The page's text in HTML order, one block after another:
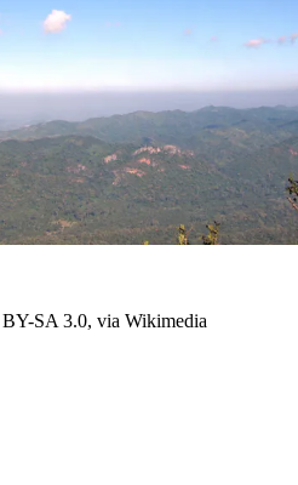
SA 3.0, via Wikimedia